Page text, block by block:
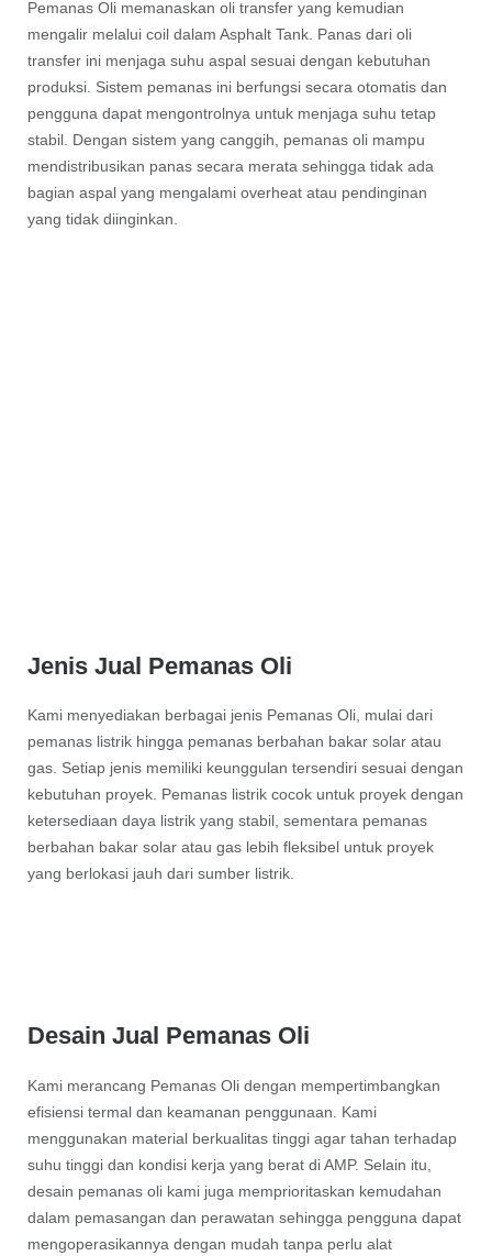
Pemanas Oli memanaskan oli transfer yang kemudian
mengalir melalui coil dalam Asphalt Tank. Panas dari oli
transfer ini menjaga suhu aspal sesuai dengan kebutuhan
produksi. Sistem pemanas ini berfungsi secara otomatis dan
pengguna dapat mengontrolnya untuk menjaga suhu tetap
stabil. Dengan sistem yang canggih, pemanas oli mampu
mendistribusikan panas secara merata sehingga tidak ada
bagian aspal yang mengalami overheat atau pendinginan
yang tidak diinginkan.
Jenis Jual Pemanas Oli
Kami menyediakan berbagai jenis Pemanas Oli, mulai dari
pemanas listrik hingga pemanas berbahan bakar solar atau
gas. Setiap jenis memiliki keunggulan tersendiri sesuai dengan
kebutuhan proyek. Pemanas listrik cocok untuk proyek dengan
ketersediaan daya listrik yang stabil, sementara pemanas
berbahan bakar solar atau gas lebih fleksibel untuk proyek
yang berlokasi jauh dari sumber listrik.
Desain Jual Pemanas Oli
Kami merancang Pemanas Oli dengan mempertimbangkan
efisiensi termal dan keamanan penggunaan. Kami
menggunakan material berkualitas tinggi agar tahan terhadap
suhu tinggi dan kondisi kerja yang berat di AMP. Selain itu,
desain pemanas oli kami juga memprioritaskan kemudahan
dalam pemasangan dan perawatan sehingga pengguna dapat
mengoperasikannya dengan mudah tanpa perlu alat